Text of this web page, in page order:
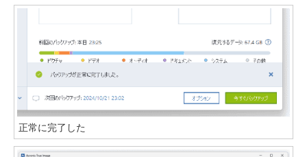
正常に完了した